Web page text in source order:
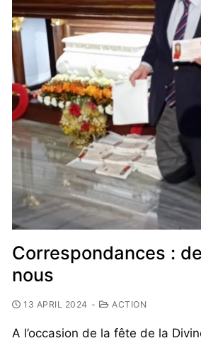
Correspondances :
nous
13 APRIL 2024 - ACTION
A l’occasion de la fête de la